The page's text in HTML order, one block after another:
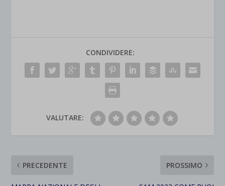
CONDIVIDERE:
VALUTARE:
PRECEDENTE PROSSIMO